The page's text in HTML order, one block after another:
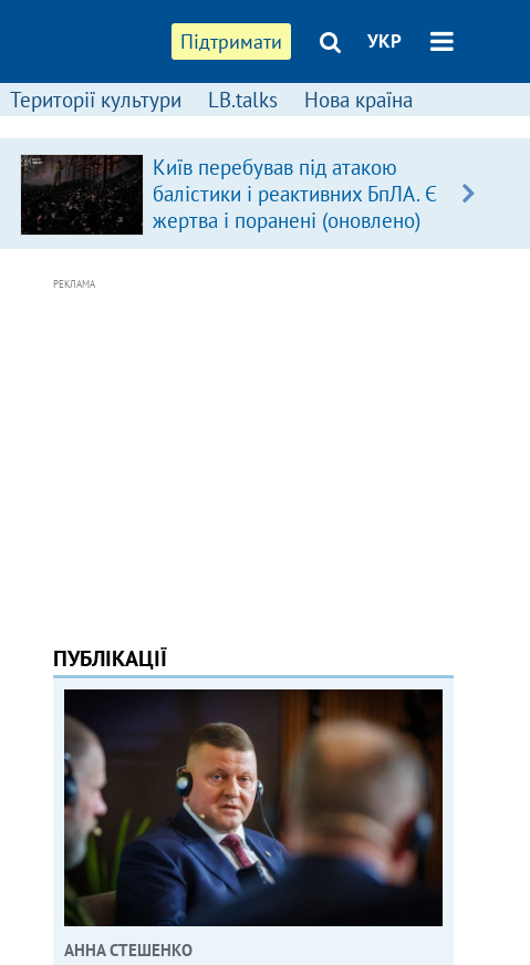
Підтримати УКР
Території культури LB.talks Нова країна
Київ перебував під атакою
балістики і реактивних БпЛА. Є
жертва і поранені (оновлено)
РЕКЛАМА
ПУБЛІКАЦІЇ
АННА СТЕШЕНКО